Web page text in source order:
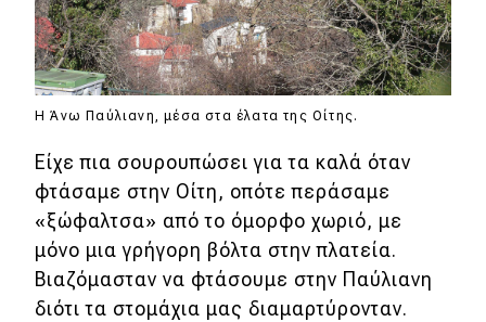
Η Άνω Παύλιανη, μέσα στα έλατα της Οίτης.
Είχε πια σουρουπώσει για τα καλά όταν
φτάσαμε στην Οίτη, οπότε περάσαμε
«ξώφαλτσα» από το όμορφο χωριό, με
μόνο μια γρήγορη βόλτα στην πλατεία.
Βιαζόμασταν να φτάσουμε στην Παύλιανη
διότι τα στομάχια μας διαμαρτύρονταν.